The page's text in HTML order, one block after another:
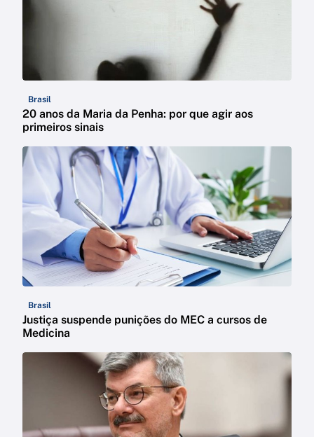
Brasil
20 anos da Maria da Penha: por que agir aos
primeiros sinais
Brasil
Justiça suspende punições do MEC a cursos de
Medicina